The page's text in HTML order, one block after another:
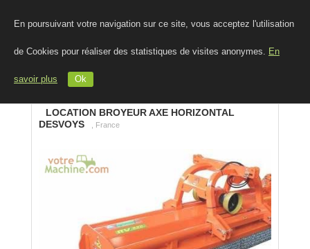
En poursuivant votre navigation sur ce site, vous acceptez l'utilisation
de Cookies pour réaliser des statistiques de visites anonymes. En
savoir plus Ok
LOCATION BROYEUR AXE HORIZONTAL
DESVOYS
, France